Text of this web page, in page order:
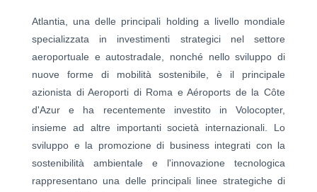
Atlantia, una delle principali holding a livello mondiale
specializzata in investimenti strategici nel settore
aeroportuale e autostradale, nonché nello sviluppo di
nuove forme di mobilità sostenibile, è il principale
azionista di Aeroporti di Roma e Aéroports de la Côte
d'Azur e ha recentemente investito in Volocopter,
insieme ad altre importanti società internazionali. Lo
sviluppo e la promozione di business integrati con la
sostenibilità ambientale e l'innovazione tecnologica
rappresentano una delle principali linee strategiche di